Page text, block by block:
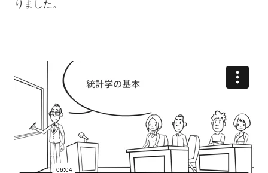
りました。